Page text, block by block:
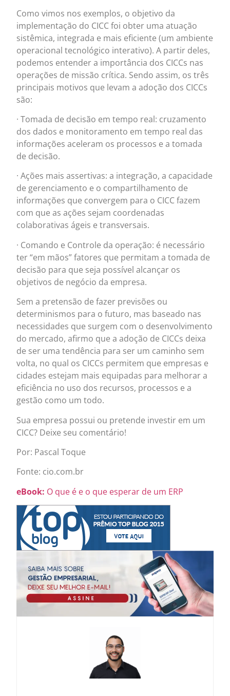
Como vimos nos exemplos, o objetivo da
implementação do CICC foi obter uma atuação
sistêmica, integrada e mais eficiente (um ambiente
operacional tecnológico interativo). A partir deles,
podemos entender a importância dos CICCs nas
operações de missão crítica. Sendo assim, os três
principais motivos que levam a adoção dos CICCs
são:
· Tomada de decisão em tempo real: cruzamento
dos dados e monitoramento em tempo real das
informações aceleram os processos e a tomada
de decisão.
· Ações mais assertivas: a integração, a capacidade
de gerenciamento e o compartilhamento de
informações que convergem para o CICC fazem
com que as ações sejam coordenadas
colaborativas ágeis e transversais.
· Comando e Controle da operação: é necessário
ter “em mãos” fatores que permitam a tomada de
decisão para que seja possível alcançar os
objetivos de negócio da empresa.
Sem a pretensão de fazer previsões ou
determinismos para o futuro, mas baseado nas
necessidades que surgem com o desenvolvimento
do mercado, afirmo que a adoção de CICCs deixa
de ser uma tendência para ser um caminho sem
volta, no qual os CICCs permitem que empresas e
cidades estejam mais equipadas para melhorar a
eficiência no uso dos recursos, processos e a
gestão como um todo.
Sua empresa possui ou pretende investir em um
CICC? Deixe seu comentário!
Por: Pascal Toque
Fonte: cio.com.br
eBook: O que é e o que esperar de um ERP